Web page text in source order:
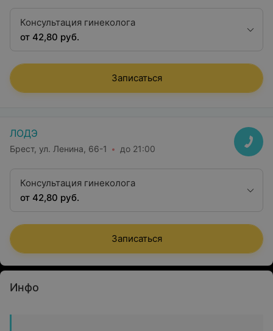
Консультация гинеколога
от 42,80 руб.
Записаться
ЛОДЭ
Брест, ул. Ленина, 66-1 до 21:00
Консультация гинеколога
от 42,80 руб.
Записаться
Инфо